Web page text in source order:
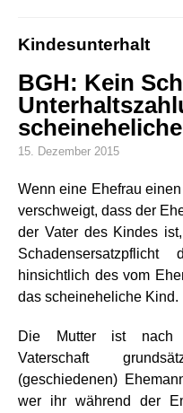
Kindesunterhalt
BGH: Kein
15. Dezember 2015
Wenn eine Ehefrau
verschweigt, dass der
der Vater des Kindes
hinsichtlich des vom
das scheineheliche Kind.
Die Mutter ist nach
Vaterschaft
(geschiedenen)
wer ihr während der